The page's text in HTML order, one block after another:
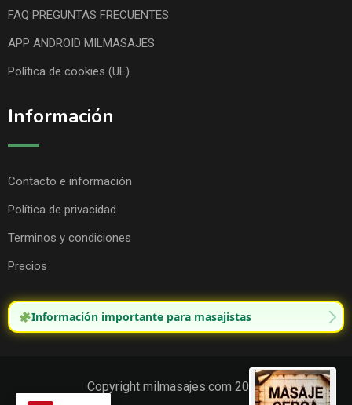
FAQ PREGUNTAS FRECUENTES
APP ANDROID MILMASAJES
Política de cookies (UE)
Información
Contacto e información
Política de privacidad
Terminos y condiciones
Precios
Información importante para masajistas
Copyright milmasajes.com 2025.